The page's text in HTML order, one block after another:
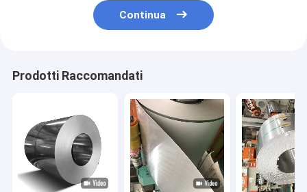
Continua
Prodotti Raccomandati